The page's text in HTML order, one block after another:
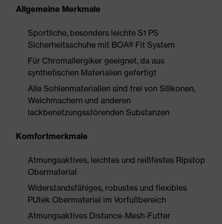
Allgemeine Merkmale
Sportliche, besonders leichte S1 PS
Sicherheitsschuhe mit BOA® Fit System
Für Chromallergiker geeignet, da aus
synthetischen Materialien gefertigt
Alle Sohlenmaterialien sind frei von Silikonen,
Weichmachern und anderen
lackbenetzungsstörenden Substanzen
Komfortmerkmale
Atmungsaktives, leichtes und reißfestes Ripstop
Obermaterial
Widerstandsfähiges, robustes und flexibles
PUtek Obermaterial im Vorfußbereich
Atmungsaktives Distance-Mesh-Futter